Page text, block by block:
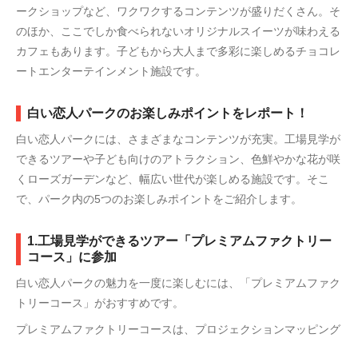
ークショップなど、ワクワクするコンテンツが盛りだくさん。そ
のほか、ここでしか食べられないオリジナルスイーツが味わえる
カフェもあります。子どもから大人まで多彩に楽しめるチョコレ
ートエンターテインメント施設です。
白い恋人パークのお楽しみポイントをレポート！
白い恋人パークには、さまざまなコンテンツが充実。工場見学が
できるツアーや子ども向けのアトラクション、色鮮やかな花が咲
くローズガーデンなど、幅広い世代が楽しめる施設です。そこ
で、パーク内の5つのお楽しみポイントをご紹介します。
1.工場見学ができるツアー「プレミアムファクトリー
コース」に参加
白い恋人パークの魅力を一度に楽しむには、「プレミアムファク
トリーコース」がおすすめです。
プレミアムファクトリーコースは、プロジェクションマッピング